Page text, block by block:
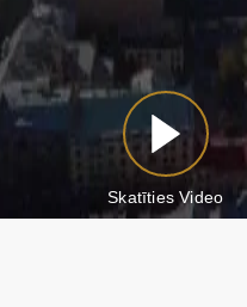
Skatīties Video